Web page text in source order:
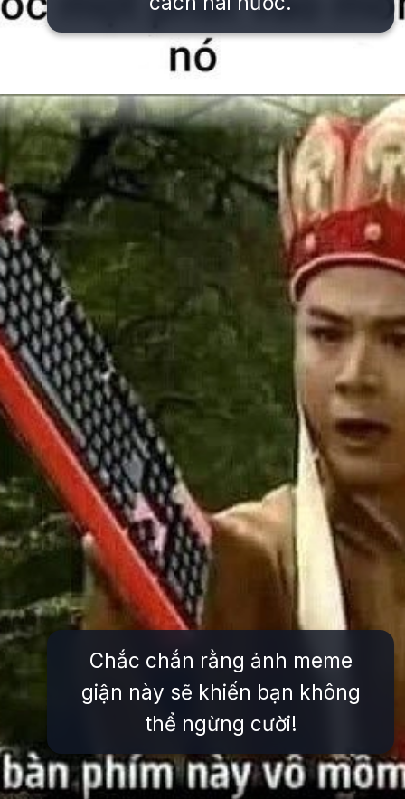
Đang mởhttps://issiloo.edu.vn/gian-meme
Chắc chắn rằng ảnh meme
giận này sẽ khiến bạn không
thể ngừng cười!